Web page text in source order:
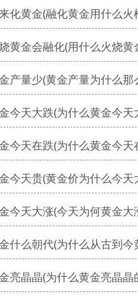
化黄金(融化黄金用什么火
黄金会融化(用什么火烧黄
产量少(黄金产量为什么那
今天大跌(为什么黄金今天
今天在跌(为什么黄金今天
今天贵(黄金价为什么今天
今天大涨(今天为何黄金大
什么朝代(为什么从古到
亮晶晶(为什么黄金亮晶晶